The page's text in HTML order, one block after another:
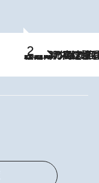
2026.8.7
「湘南乃風に憧れて」観客大盛上がりの“タオル回し”に、ラッパー顔負けの高速歌唱まで…さだまさし（74）のアグレッシブすぎる現在地